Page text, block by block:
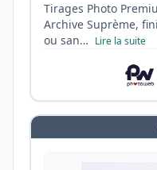
Tirages Photo
Archive Suprème,
ou san… Lire la suite